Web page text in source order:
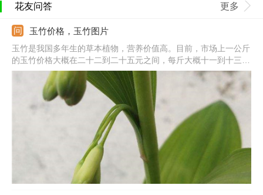
花友问答 更多
玉竹价格，玉竹图片
玉竹是我国多年生的草本植物，营养价值高。目前，市场上一公斤
的玉竹价格大概在二十二到二十五元之间，每斤大概十一到十三元
左右。但干品统货价格要更高昂，每公斤价格约在三十五到四十元
左右。另外，玉竹的原产地和规格不同，它的价格也不同。一般情
况下，玉竹的规格等级越高，它的价格也就越高。